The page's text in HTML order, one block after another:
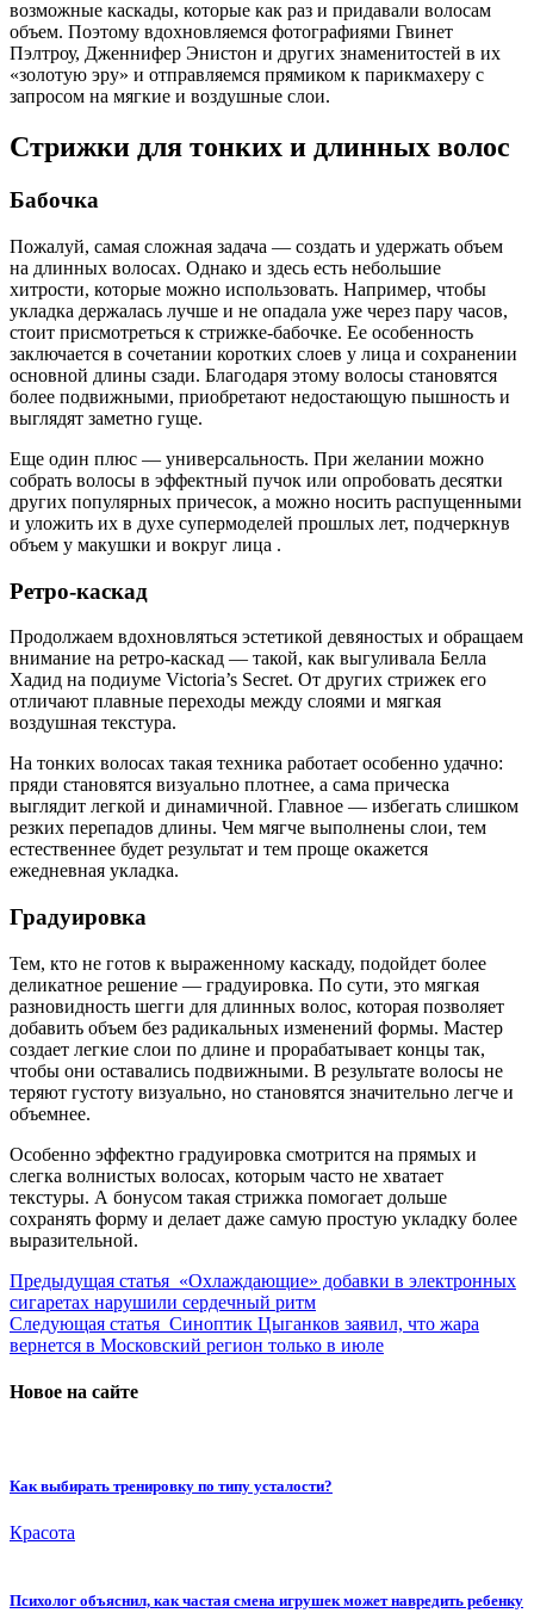
возможные каскады, которые как раз и придавали волосам
объем. Поэтому вдохновляемся фотографиями Гвинет
Пэлтроу, Дженнифер Энистон и других знаменитостей в их
«золотую эру» и отправляемся прямиком к парикмахеру с
запросом на мягкие и воздушные слои.
Стрижки для тонких и длинных волос
Бабочка
Пожалуй, самая сложная задача — создать и удержать объем
на длинных волосах. Однако и здесь есть небольшие
хитрости, которые можно использовать. Например, чтобы
укладка держалась лучше и не опадала уже через пару часов,
стоит присмотреться к стрижке-бабочке. Ее особенность
заключается в сочетании коротких слоев у лица и сохранении
основной длины сзади. Благодаря этому волосы становятся
более подвижными, приобретают недостающую пышность и
выглядят заметно гуще.
Еще один плюс — универсальность. При желании можно
собрать волосы в эффектный пучок или опробовать десятки
других популярных причесок, а можно носить распущенными
и уложить их в духе супермоделей прошлых лет, подчеркнув
объем у макушки и вокруг лица .
Ретро-каскад
Продолжаем вдохновляться эстетикой девяностых и обращаем
внимание на ретро-каскад — такой, как выгуливала Белла
Хадид на подиуме Victoria’s Secret. От других стрижек его
отличают плавные переходы между слоями и мягкая
воздушная текстура.
На тонких волосах такая техника работает особенно удачно:
пряди становятся визуально плотнее, а сама прическа
выглядит легкой и динамичной. Главное — избегать слишком
резких перепадов длины. Чем мягче выполнены слои, тем
естественнее будет результат и тем проще окажется
ежедневная укладка.
Градуировка
Тем, кто не готов к выраженному каскаду, подойдет более
деликатное решение — градуировка. По сути, это мягкая
разновидность шегги для длинных волос, которая позволяет
добавить объем без радикальных изменений формы. Мастер
создает легкие слои по длине и прорабатывает концы так,
чтобы они оставались подвижными. В результате волосы не
теряют густоту визуально, но становятся значительно легче и
объемнее.
Особенно эффектно градуировка смотрится на прямых и
слегка волнистых волосах, которым часто не хватает
текстуры. А бонусом такая стрижка помогает дольше
сохранять форму и делает даже самую простую укладку более
выразительной.
Предыдущая статья «Охлаждающие» добавки в электронных
сигаретах нарушили сердечный ритм
Следующая статья Синоптик Цыганков заявил, что жара
вернется в Московский регион только в июле
Новое на сайте
Как выбирать тренировку по типу усталости?
Красота
Психолог объяснил, как частая смена игрушек может навредить ребенку